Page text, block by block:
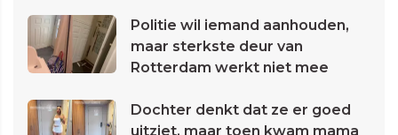
Politie wil iemand aanhouden,
maar sterkste deur van
Rotterdam werkt niet mee
Dochter denkt dat ze er goed
uitziet, maar toen kwam mama